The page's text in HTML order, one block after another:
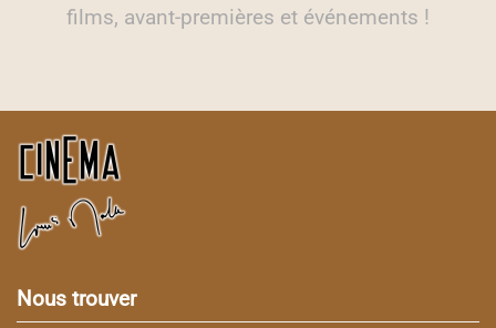
films, avant-premières et événements !
Nous trouver